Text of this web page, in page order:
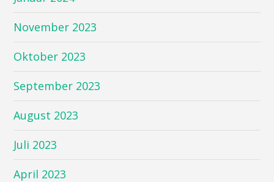
November 2023
Oktober 2023
September 2023
August 2023
Juli 2023
April 2023